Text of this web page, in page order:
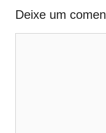
Deixe um